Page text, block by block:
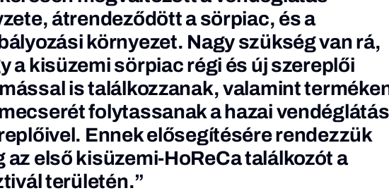
átrendeződött a sörpiac, és a
környezet. Nagy szükség van rá,
a kisüzemi sörpiac régi és új szereplői
is találkozzanak, valamint
folytassanak a hazai vendéglátás
Ennek elősegítésére rendezzük
az első kisüzemi-HoReCa találkozót a
területén.”